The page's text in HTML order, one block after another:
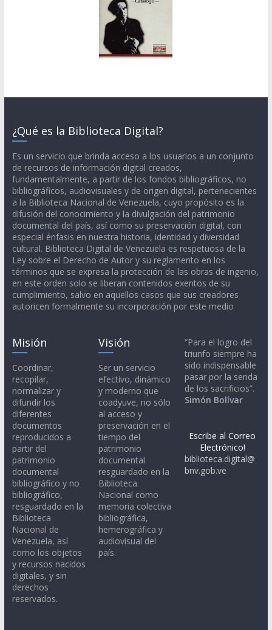
¿Qué es la Biblioteca Digital?
Es un servicio que brinda acceso a los usuarios a un conjunto
de recursos de información digital creados,
fundamentalmente, a partir de los fondos bibliográficos, no
bibliográficos, audiovisuales y de origen digital, pertenecientes
a la Biblioteca Nacional de Venezuela, cuyo propósito es la
difusión del conocimiento y la divulgación del patrimonio
documental del país, así como su preservación digital, con
especial énfasis en nuestra historia, identidad y diversidad
cultural. Biblioteca Digital de Venezuela es respetuosa de la
Ley sobre el Derecho de Autor y su reglamento en los
términos que se expresa la protección de las obras de ingenio,
en este orden solo se liberan contenidos exentos de su
cumplimiento, salvo en aquellos casos que sus creadores
autoricen formalmente su incorporación por este medio
Misión
Coordinar,
recopilar,
normalizar y
difundir los
diferentes
documentos
reproducidos a
partir del
patrimonio
documental
bibliográfico y no
bibliográfico,
resguardado en la
Biblioteca
Nacional de
Venezuela, así
como los objetos
y recursos nacidos
digitales, y sin
derechos
reservados.
Visión
Ser un servicio
efectivo, dinámico
y moderno que
coadyuve, no sólo
al acceso y
preservación en el
tiempo del
patrimonio
documental
resguardado en la
Biblioteca
Nacional como
memoria colectiva
bibliográfica,
hemerográfica y
audiovisual del
país.
“Para el logro del
triunfo siempre ha
sido indispensable
pasar por la senda
de los sacrificios”.
Simón Bolívar
Escribe al Correo
Electrónico!
biblioteca.digital@
bnv.gob.ve